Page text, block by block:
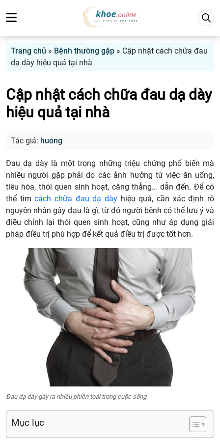
Trang chủ » Bệnh thường gặp » Cập nhật cách chữa đau
dạ dày hiệu quả tại nhà
Cập nhật cách chữa đau dạ dày
hiệu quả tại nhà
Tác giả: huong
Đau dạ dày là một trong những triệu chứng phổ biến mà
nhiều người gặp phải do các ảnh hưởng từ việc ăn uống,
tiêu hóa, thói quen sinh hoạt, căng thẳng… dẫn đến. Để có
thể tìmcách chữa đau dạ dày hiệu quả, cần xác định rõ
nguyên nhân gây đau là gì, từ đó người bệnh có thể lưu ý và
điều chỉnh lại thói quen sinh hoạt, cũng như áp dụng giải
pháp điều trị phù hợp để kết quả điều trị được tốt hơn.
Đau dạ dày gây ra nhiều phiền toái trong cuộc sống
Mục lục